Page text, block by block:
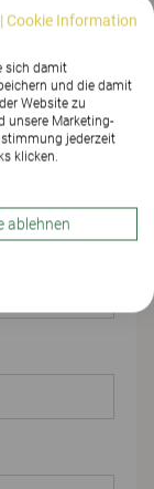
|Cookie Information
sich damit
und die damit
Website zu
unsere Marketing-
jederzeit
klicken.
ablehnen